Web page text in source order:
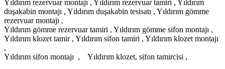
Yıldırım rezervuar montajı , Yıldırım rezervuar tamiri , Yıldırım
duşakabin montajı , Yıldırım duşakabin tesisatı , Yıldırım gömme
rezervuar montajı ,
Yıldırım gömme rezervuar tamiri , Yıldırım gömme sifon montajı ,
Yıldırım klozet tamir , Yıldırım sifon tamiri , Yıldırım klozet montajı
,
Yıldırım sifon montajı , Yıldırım klozet, sifon tamircisi ,